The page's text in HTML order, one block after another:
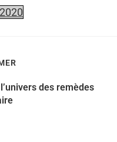
des remèdes